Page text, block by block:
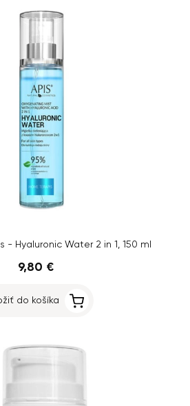
- Hyaluronic Water 2 in 1, 150 ml
9,80 €
do košíka